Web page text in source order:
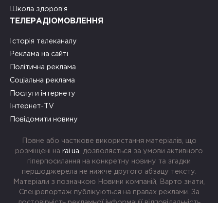
Школа здоров’я
ТЕЛЕРАДІОМОВЛЕННЯ
Історія телеканалу
Реклама на сайті
Політична реклама
Соціальна реклама
Послуги інтернету
Інтернет-TV
Повідомити новину
Повне або часткове використання матеріалів, що
розміщені на rai.ua , дозволяється за умови активного
гіперпосилання на конкретну новину та згадки
першоджерела не нижче другого абзацу тексту.
Матеріали з позначкою Новини компаній, Варто знати,
Спецрепортаж публікуються на правах реклами. За